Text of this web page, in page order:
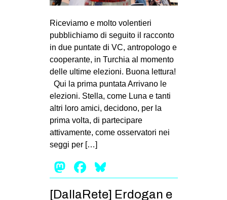
Riceviamo e molto volentieri
pubblichiamo di seguito il racconto
in due puntate di VC, antropologo e
cooperante, in Turchia al momento
delle ultime elezioni. Buona lettura!
Qui la prima puntata Arrivano le
elezioni. Stella, come Luna e tanti
altri loro amici, decidono, per la
prima volta, di partecipare
attivamente, come osservatori nei
seggi per […]
Mastodon
Facebook
[DallaRete] Erdogan e